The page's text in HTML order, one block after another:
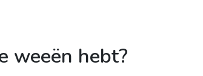
weeën hebt?